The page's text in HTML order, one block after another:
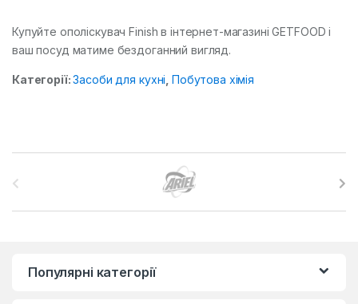
Купуйте ополіскувач Finish в інтернет-магазині GETFOOD і
ваш посуд матиме бездоганний вигляд.
Категорії:Засоби для кухні Побутова хімія
Популярні категорії